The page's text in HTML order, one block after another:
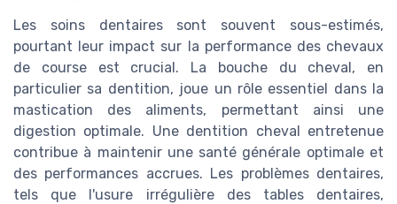
Les soins dentaires sont souvent sous-estimés,
pourtant leur impact sur la performance des chevaux
de course est crucial. La bouche du cheval, en
particulier sa dentition, joue un rôle essentiel dans la
mastication des aliments, permettant ainsi une
digestion optimale. Une dentition cheval entretenue
contribue à maintenir une santé générale optimale et
des performances accrues. Les problèmes dentaires,
tels que l'usure irrégulière des tables dentaires,